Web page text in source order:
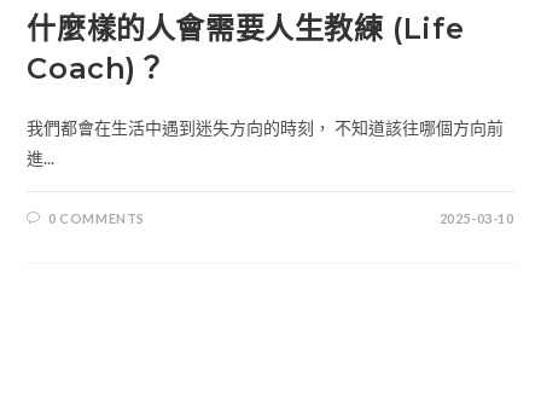
什麼樣的人會需要人生教練 (Life
Coach)？
我們都會在生活中遇到迷失方向的時刻， 不知道該往哪個方向前
進...
0 COMMENTS 2025-03-10